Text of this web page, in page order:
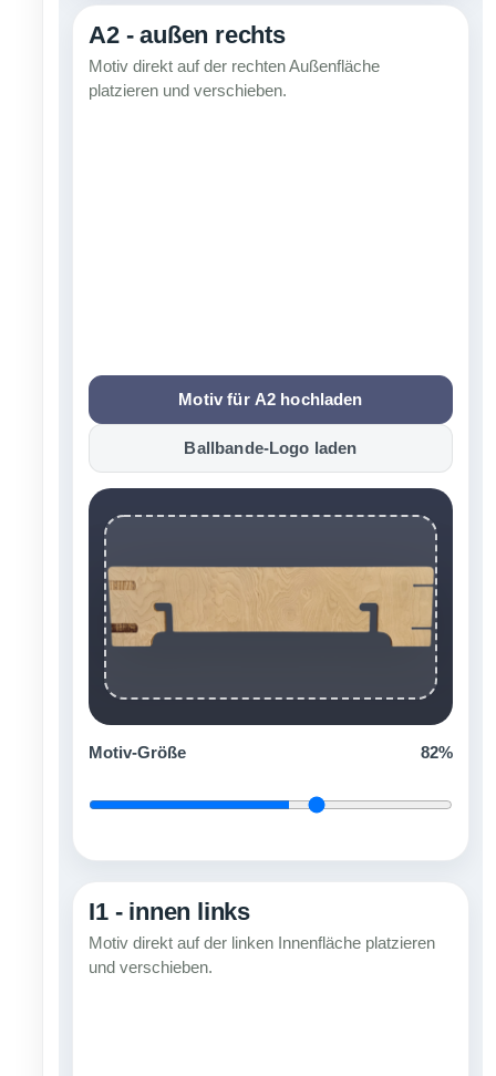
A2 - außen rechts
Motiv direkt auf der rechten Außenfläche
platzieren und verschieben.
Motiv für A2 hochladen
Ballbande-Logo laden
Motiv-Größe 82%
I1 - innen links
Motiv direkt auf der linken Innenfläche platzieren
und verschieben.